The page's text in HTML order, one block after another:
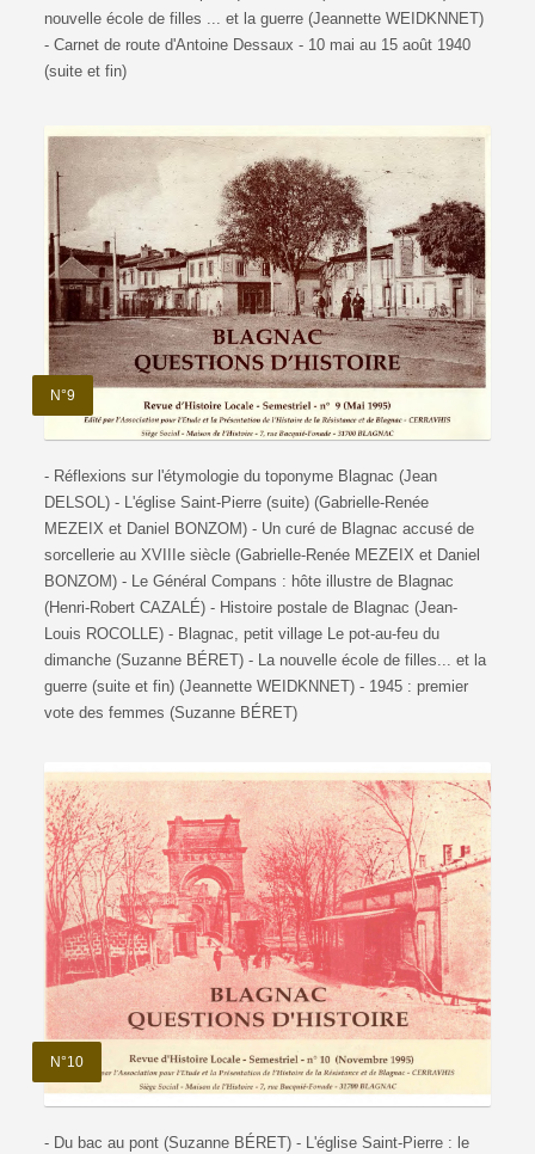
nouvelle école de filles ... et la guerre (Jeannette WEIDKNNET)
- Carnet de route d'Antoine Dessaux - 10 mai au 15 août 1940
(suite et fin)
N°9
- Réflexions sur l'étymologie du toponyme Blagnac (Jean
DELSOL) - L'église Saint-Pierre (suite) (Gabrielle-Renée
MEZEIX et Daniel BONZOM) - Un curé de Blagnac accusé de
sorcellerie au XVIIIe siècle (Gabrielle-Renée MEZEIX et Daniel
BONZOM) - Le Général Compans : hôte illustre de Blagnac
(Henri-Robert CAZALÉ) - Histoire postale de Blagnac (Jean-
Louis ROCOLLE) - Blagnac, petit village Le pot-au-feu du
dimanche (Suzanne BÉRET) - La nouvelle école de filles... et la
guerre (suite et fin) (Jeannette WEIDKNNET) - 1945 : premier
vote des femmes (Suzanne BÉRET)
N°10
- Du bac au pont (Suzanne BÉRET) - L'église Saint-Pierre : le